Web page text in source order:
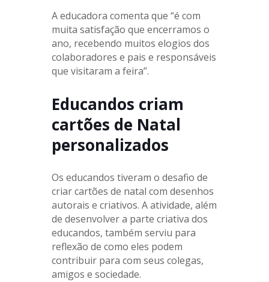
A educadora comenta que “é com
muita satisfação que encerramos o
ano, recebendo muitos elogios dos
colaboradores e pais e responsáveis
que visitaram a feira”.
Educandos criam
cartões de Natal
personalizados
Os educandos tiveram o desafio de
criar cartões de natal com desenhos
autorais e criativos. A atividade, além
de desenvolver a parte criativa dos
educandos, também serviu para
reflexão de como eles podem
contribuir para com seus colegas,
amigos e sociedade.